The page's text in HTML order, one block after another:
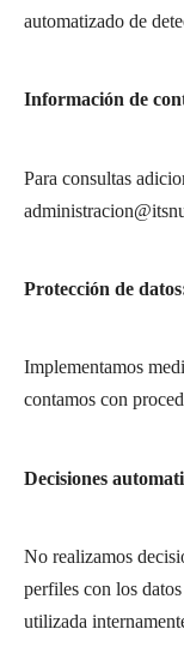
automatizado de
Información de
Para consultas
Protección de
Implementamos
contamos con
Decisiones
No realizamos
perfiles con los
utilizada